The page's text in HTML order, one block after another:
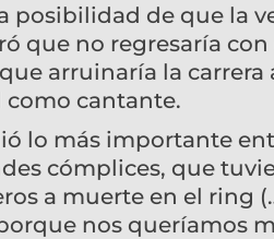
posibilidad de que la
que no regresaría
arruinaría la carrera
cantante.
lo más importante
cómplices, que
a muerte en el ring
nos queríamos